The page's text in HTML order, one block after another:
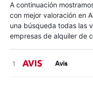
A continuación
con mejor valoración en
una búsqueda todas las
empresas de alquiler de
Avis